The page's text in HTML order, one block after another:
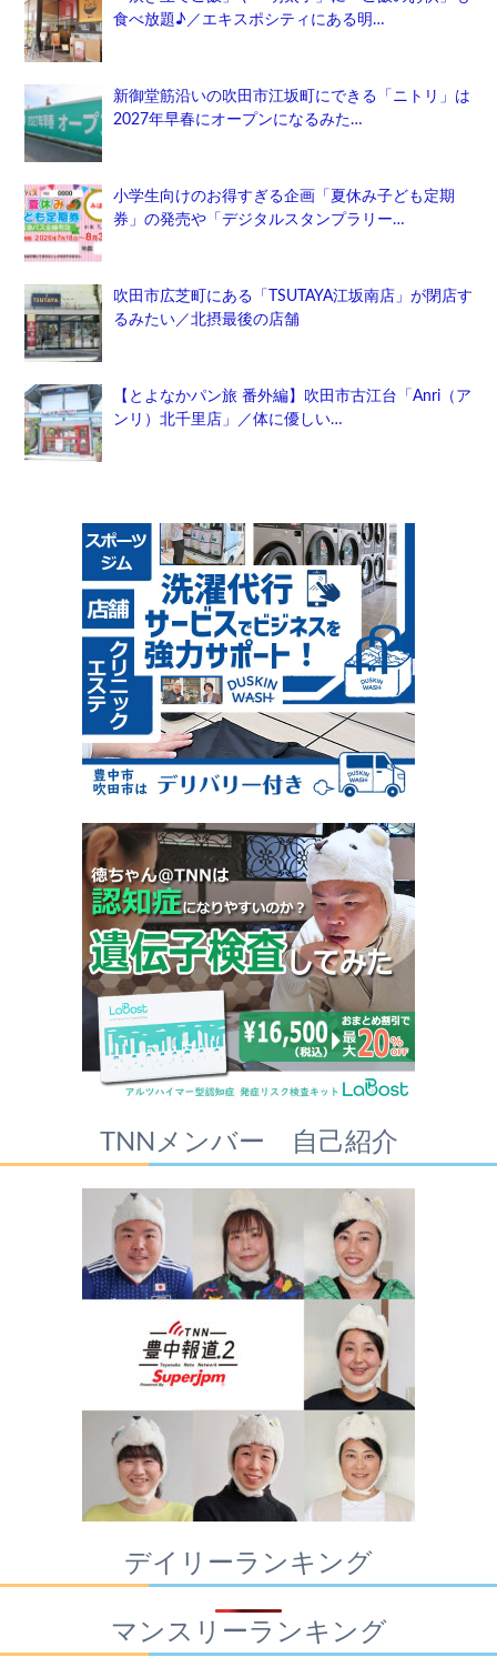
食べ放題♪／エキスポシティにある明…
新御堂筋沿いの吹田市江坂町にできる「ニトリ」は
2027年早春にオープンになるみた…
小学生向けのお得すぎる企画「夏休み子ども定期
券」の発売や「デジタルスタンプラリー…
吹田市広芝町にある「TSUTAYA江坂南店」が閉店す
るみたい／北摂最後の店舗
【とよなかパン旅 番外編】吹田市古江台「Anri（ア
ンリ）北千里店」／体に優しい…
TNNメンバー 自己紹介
デイリーランキング
マンスリーランキング